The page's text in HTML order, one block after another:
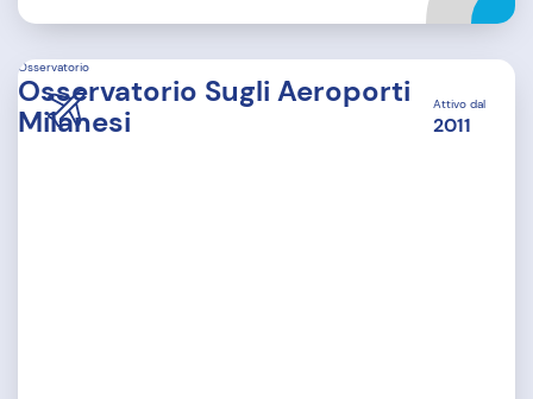
Attivo dal
2011
Osservatorio
Osservatorio Sugli Aeroporti
Milanesi